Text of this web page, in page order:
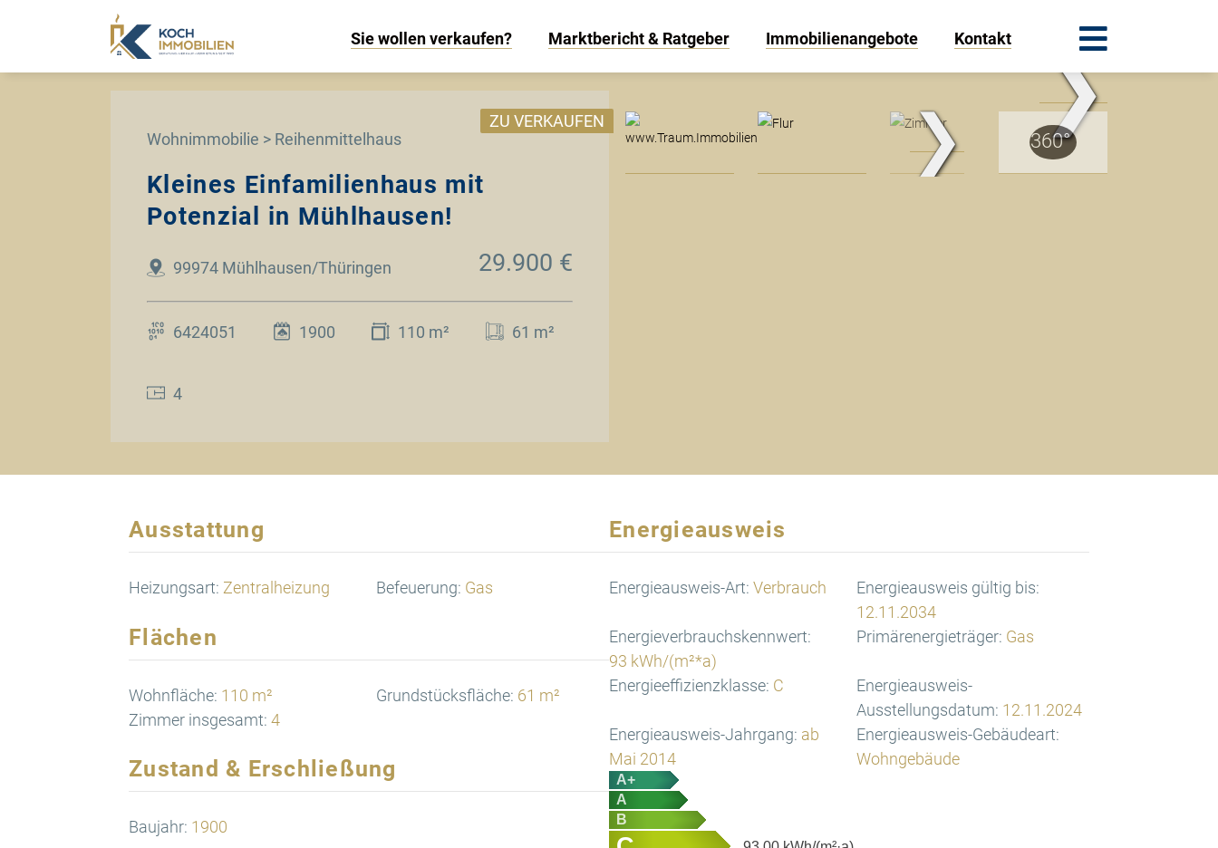
Sie wollen verkaufen? Marktbericht & Ratgeber Immobilienangebote Kontakt
Wohnimmobilie > Reihenmittelhaus
ZU VERKAUFEN
Kleines Einfamilienhaus mit
Potenzial in Mühlhausen!
99974 Mühlhausen/Thüringen 29.900 €
6424051 1900 110 m² 61 m²
4
www.Traum.Immobilien ❯
❯
Ausstattung
Heizungsart: Zentralheizung Befeuerung: Gas
Flächen
Wohnfläche: 110 m² Grundstücksfläche: 61 m²
Zimmer insgesamt: 4
Zustand & Erschließung
Baujahr: 1900
Energieausweis
Energieausweis-Art: Verbrauch
Energieausweis gültig bis:
12.11.2034
Energieverbrauchskennwert:
93 kWh/(m²*a)
Primärenergieträger: Gas
Energieeffizienzklasse: C
Energieausweis-
Ausstellungsdatum: 12.11.2024
Energieausweis-Jahrgang: ab
Mai 2014
Energieausweis-Gebäudeart:
Wohngebäude
A+
A
B